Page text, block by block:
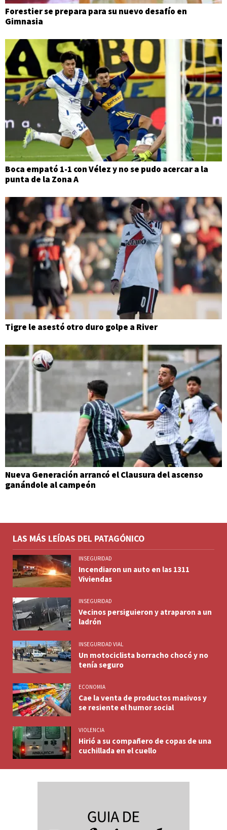
Forestier se prepara para su nuevo desafío en
Gimnasia
Boca empató 1-1 con Vélez y no se pudo acercar a la
punta de la Zona A
Tigre le asestó otro duro golpe a River
Nueva Generación arrancó el Clausura del ascenso
ganándole al campeón
LAS MÁS LEÍDAS DEL PATAGÓNICO
INSEGURIDAD
Incendiaron un auto en las 1311
Viviendas
INSEGURIDAD
Vecinos persiguieron y atraparon a un
ladrón
INSEGURIDAD VIAL
Un motociclista borracho chocó y no
tenía seguro
ECONOMIA
Cae la venta de productos masivos y
se resiente el humor social
VIOLENCIA
Hirió a su compañero de copas de una
cuchillada en el cuello